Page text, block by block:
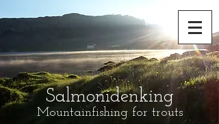
Salmonidenking
Mountainfishing for trouts